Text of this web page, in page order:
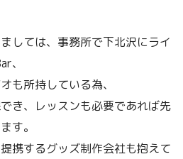
しては、事務所で下北沢にライ
、
も所持している為、
き、レッスンも必要であれば先
す。
携するグッズ制作会社も抱えて